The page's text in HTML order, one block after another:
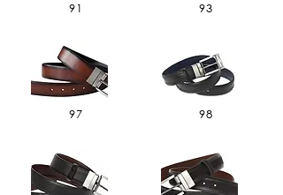
91
97
93
98